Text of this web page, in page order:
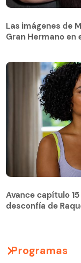
Las imágenes de
Gran Hermano en
desconfía de
Avance capítulo
desconfía de
Programas